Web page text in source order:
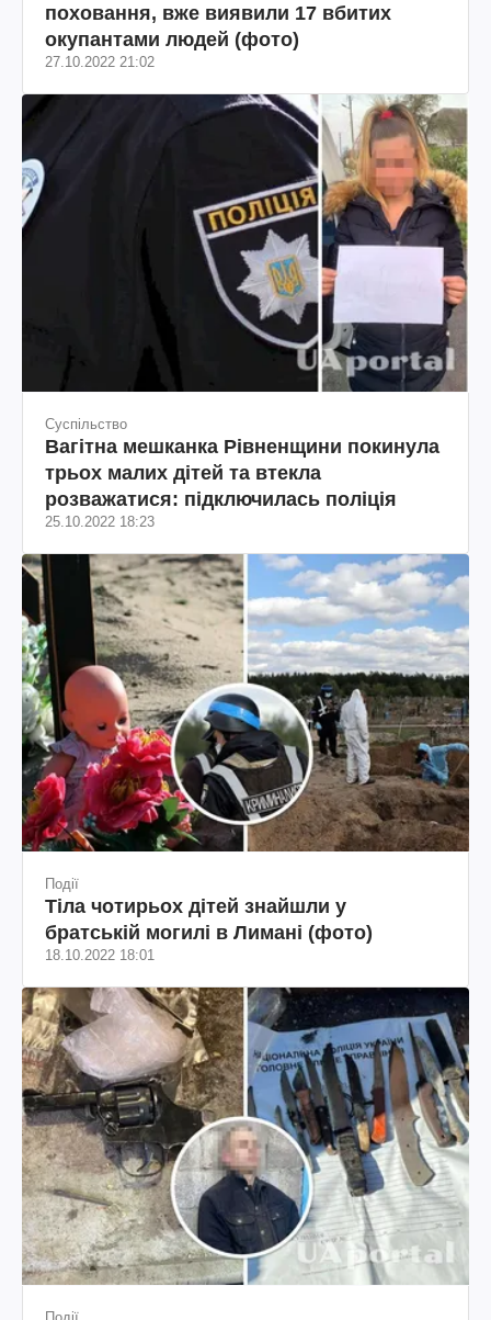
поховання, вже виявили 17 вбитих
окупантами людей (фото)
27.10.2022 21:02
Суспільство
Вагітна мешканка Рівненщини покинула
трьох малих дітей та втекла
розважатися: підключилась поліція
25.10.2022 18:23
Події
Тіла чотирьох дітей знайшли у
братській могилі в Лимані (фото)
18.10.2022 18:01